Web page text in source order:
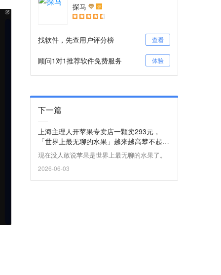
探马 评
找软件，先查用户评分榜 查看
顾问1对1推荐软件免费服务 体验
下一篇
上海主理人开苹果专卖店一颗卖293元，
「世界上最无聊的水果」越来越高攀不起
了？
现在没人敢说苹果是世界上最无聊的水果了。
2026-06-03